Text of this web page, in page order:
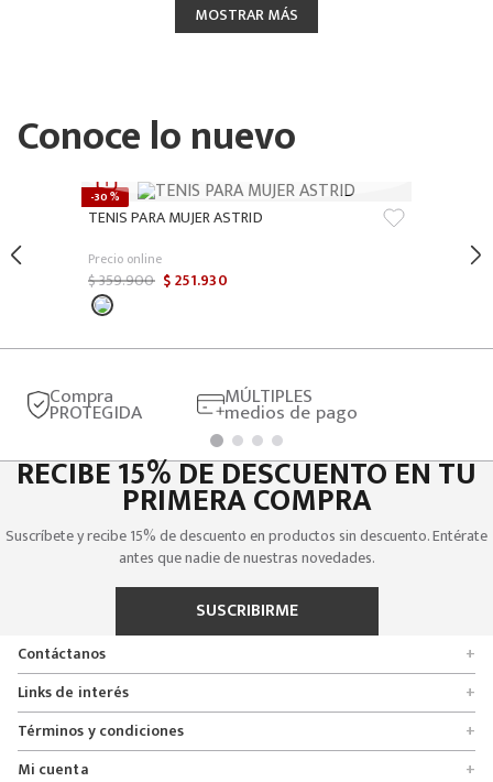
MOSTRAR MÁS
Conoce lo nuevo
-30 %
TENIS PARA MUJER ASTRID
Precio online
$359.900 $251.930
Compra
PROTEGIDA
MÚLTIPLES
medios de pago
RECIBE 15% DE DESCUENTO EN TU
PRIMERA COMPRA
Suscríbete y recibe 15% de descuento en productos sin descuento. Entérate
antes que nadie de nuestras novedades.
SUSCRIBIRME
Contáctanos
+
Encuentra tu tienda
Formulario de solicitudes
Servicio al cliente
Links de interés +
Quienes somos
Políticas de entrega, cambio y devolución
Políticas de privacidad
Términos y condiciones +
Promociones
Mi cuenta +